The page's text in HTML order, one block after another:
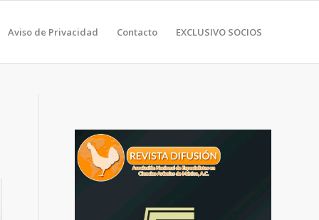
Aviso de Privacidad Contacto EXCLUSIVO SOCIOS